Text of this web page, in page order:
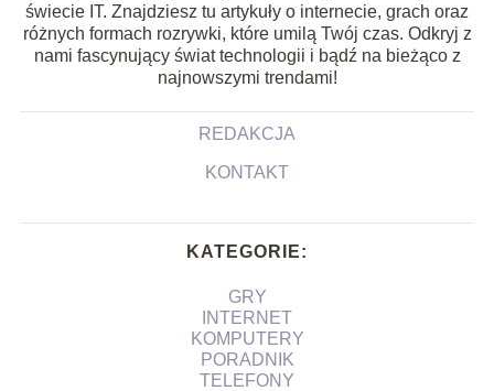
świecie IT. Znajdziesz tu artykuły o internecie, grach oraz
różnych formach rozrywki, które umilą Twój czas. Odkryj z
nami fascynujący świat technologii i bądź na bieżąco z
najnowszymi trendami!
REDAKCJA
KONTAKT
KATEGORIE:
GRY
INTERNET
KOMPUTERY
PORADNIK
TELEFONY